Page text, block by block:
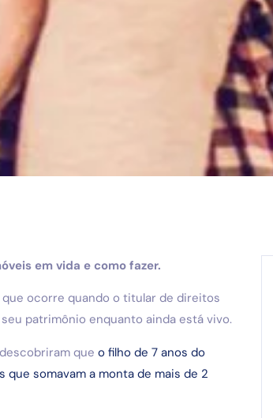
em vida e como fazer.
ocorre quando o titular de direitos
patrimônio enquanto ainda está vivo.
que o filho de 7 anos do
somavam a monta de mais de 2